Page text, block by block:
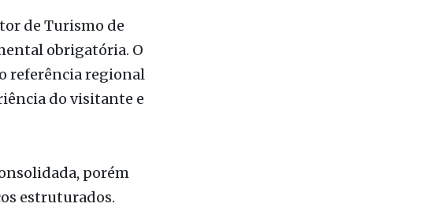
de Turismo de
obrigatória. O
regional